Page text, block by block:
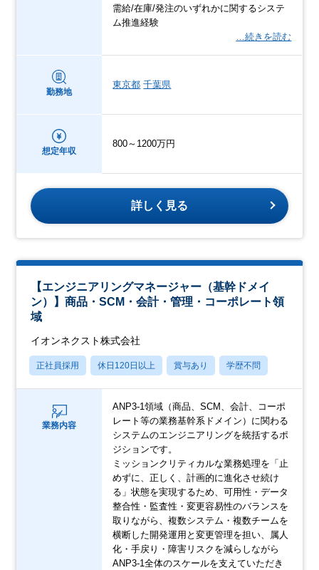
需給/在庫/発注のいずれかに関するシステ
ム推進経験
…続きを読む
勤務地
東京都 千葉県
想定年収
800～1200万円
詳しく見る
【エンジニアリングマネージャー（基幹ドメイ
ン）】商品・SCM・会計・管理・コーポレート領
域
イオンネクスト株式会社
正社員採用 休日120日以上 賞与あり 学歴不問
業務内容
ANP3-1領域（商品、SCM、会計、コーポ
レート等の業務基幹系ドメイン）に関わる
システムのエンジニアリングを統括するポ
ジションです。
ミッションクリティカルな業務処理を「止
めずに、正しく、計画的に進化させ続け
る」状態を実現するため、可用性・データ
整合性・監査性・変更容易性のバランスを
取りながら、複数システム・複数チームを
横断した開発運用と変更管理を担い、属人
化・手戻り・障害リスクを減らしながら
ANP3-1全体のスケールを支えていただき